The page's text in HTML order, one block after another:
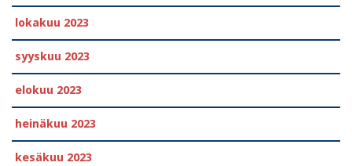
lokakuu 2023
syyskuu 2023
elokuu 2023
heinäkuu 2023
kesäkuu 2023